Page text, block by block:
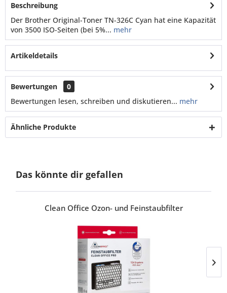
Beschreibung
Der Brother Original-Toner TN-326C Cyan hat eine Kapazität
von 3500 ISO-Seiten (bei 5%... mehr
Artikeldetails
Bewertungen
0
Bewertungen lesen, schreiben und diskutieren... mehr
Ähnliche Produkte
Das könnte dir gefallen
Clean Office Ozon- und Feinstaubfilter